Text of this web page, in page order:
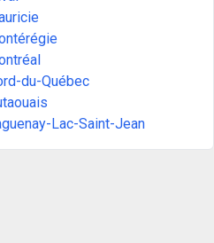
du-Québec
Lac-Saint-Jean